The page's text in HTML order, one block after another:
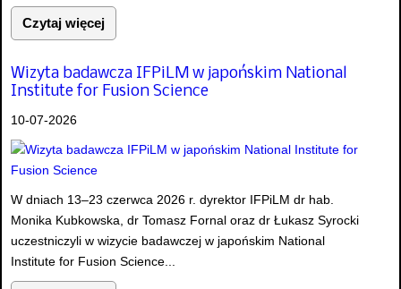
Czytaj więcej
Wizyta badawcza IFPiLM w japońskim National
Institute for Fusion Science
10-07-2026
W dniach 13–23 czerwca 2026 r. dyrektor IFPiLM dr hab.
Monika Kubkowska, dr Tomasz Fornal oraz dr Łukasz Syrocki
uczestniczyli w wizycie badawczej w japońskim National
Institute for Fusion Science...